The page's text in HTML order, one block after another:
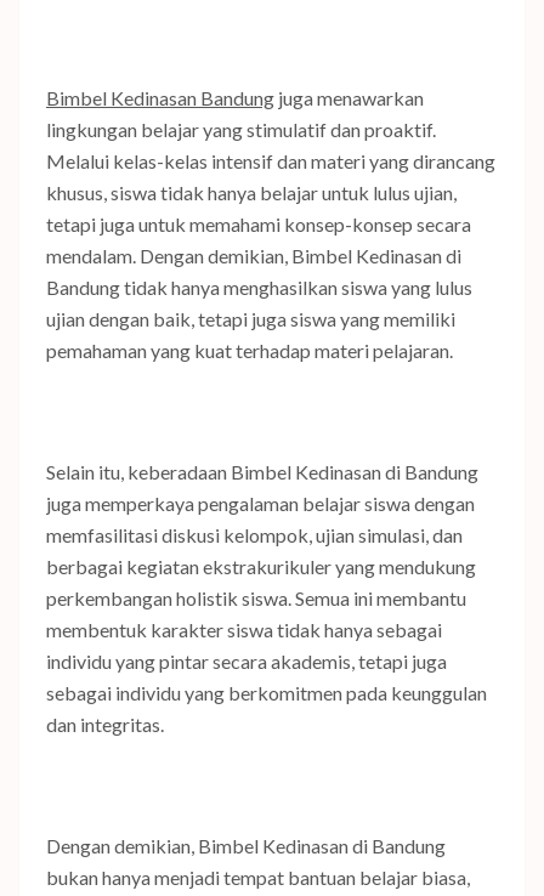
Bimbel Kedinasan Bandung juga menawarkan
lingkungan belajar yang stimulatif dan proaktif.
Melalui kelas-kelas intensif dan materi yang dirancang
khusus, siswa tidak hanya belajar untuk lulus ujian,
tetapi juga untuk memahami konsep-konsep secara
mendalam. Dengan demikian, Bimbel Kedinasan di
Bandung tidak hanya menghasilkan siswa yang lulus
ujian dengan baik, tetapi juga siswa yang memiliki
pemahaman yang kuat terhadap materi pelajaran.
Selain itu, keberadaan Bimbel Kedinasan di Bandung
juga memperkaya pengalaman belajar siswa dengan
memfasilitasi diskusi kelompok, ujian simulasi, dan
berbagai kegiatan ekstrakurikuler yang mendukung
perkembangan holistik siswa. Semua ini membantu
membentuk karakter siswa tidak hanya sebagai
individu yang pintar secara akademis, tetapi juga
sebagai individu yang berkomitmen pada keunggulan
dan integritas.
Dengan demikian, Bimbel Kedinasan di Bandung
bukan hanya menjadi tempat bantuan belajar biasa,